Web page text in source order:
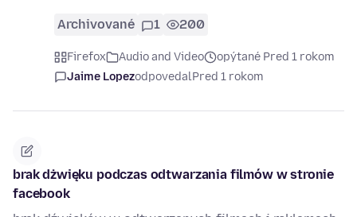
Archivované 1 200
Firefox Audio and Video
opýtané Pred 1 rokom
Jaime LopezodpovedalPred 1 rokom
brak dżwięku podczas odtwarzania filmów w stronie
facebook